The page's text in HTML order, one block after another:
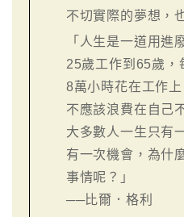
不切實際的夢想，
「人生是一道用進
25歲工作到65歲，
8萬小時花在工作
不應該浪費在自己
大多數人一生只有
有一次機會，為什
事情呢？」
──比爾．格利